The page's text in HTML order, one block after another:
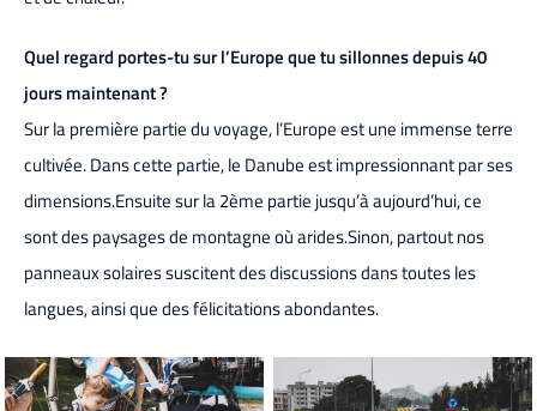
Quel regard portes-tu sur l’Europe que tu sillonnes depuis 40
jours maintenant ?
Sur la première partie du voyage, l’Europe est une immense terre
cultivée. Dans cette partie, le Danube est impressionnant par ses
dimensions.Ensuite sur la 2ème partie jusqu’à aujourd’hui, ce
sont des paysages de montagne où arides.Sinon, partout nos
panneaux solaires suscitent des discussions dans toutes les
langues, ainsi que des félicitations abondantes.